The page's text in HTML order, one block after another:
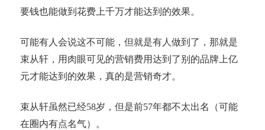
要钱也能做到花费上千万才能达到的效果。
可能有人会说这不可能，但就是有人做到了，那就是
束从轩，用肉眼可见的营销费用达到了别的品牌上亿
元才能达到的效果，真的是营销奇才。
束从轩虽然已经58岁，但是前57年都不太出名（可能
在圈内有点名气）。